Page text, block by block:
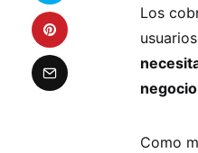
Los
Como